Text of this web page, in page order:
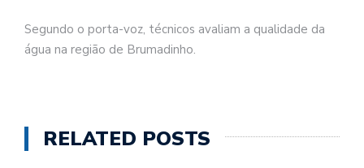
Segundo o porta-voz, técnicos avaliam a qualidade da
água na região de Brumadinho.
RELATED POSTS